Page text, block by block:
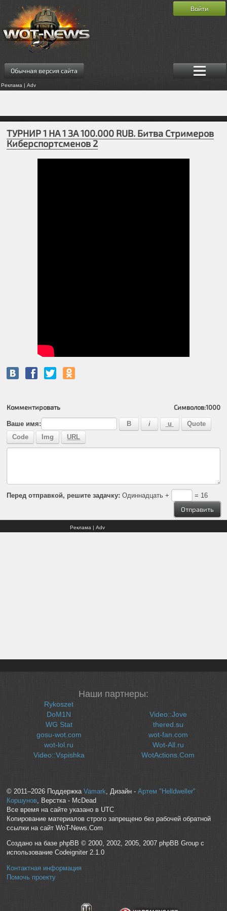
Обычная версия сайта
Реклама | Adv
Войти
ТУРНИР 1 НА 1 ЗА 100.000 RUB. Битва Стримеров
Киберспортсменов 2
Комментировать Символов:1000
Ваше имя:
Перед отправкой, решите задачку: Одиннадцать + = 16
Реклама | Adv
Наши партнеры:
Rykoszet
DoM1N
WG Stat
gosu-wot.com
wot-lol.ru
Video::Vspishka
Video::Jove
thered.su
wot-fan.com
Wot-All.ru
WotActions.Com
© 2011–2026 Поддержка Vamark, Дизайн - Артем "Helldweller"
Коршунов, Верстка - McDead
Все время на сайте указано в UTC
Копирование материалов строго запрещено без рабочей обратной
ссылки на сайт WoT-News.Com
Создано на базе phpBB © 2000, 2002, 2005, 2007 phpBB Group с
использование Codeigniter 2.1.0
Контактная информация
Помочь проекту